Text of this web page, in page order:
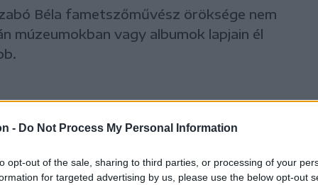
- Do Not Process My Personal Information
opt-out of the sale, sharing to third parties, or processing of your
for targeted advertising by us, please use the below opt-out
Béla fametszőművész öröksége nem
múzeumokban vagy albumok lapjain él
tekercs | Repeta
tavaszi tekercs a távol-keleti